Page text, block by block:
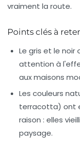
vraiment la route.
Points clés à
Le gris et le noir
attention à
aux maisons
Les couleurs
terracotta) ont
raison : elles
paysage.